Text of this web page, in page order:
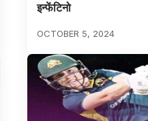
इन्फेंटिनो
OCTOBER 5, 2024